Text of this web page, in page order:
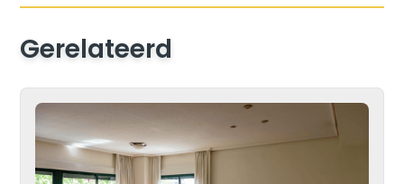
Gerelateerd